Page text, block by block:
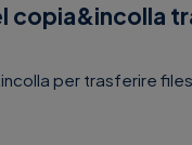
copia&incolla
per trasferire